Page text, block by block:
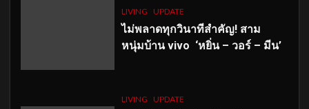
LIVING UPDATE
ไม่พลาดทุกวินาทีสำคัญ! สาม
หนุ่มบ้าน vivo ‘หยิ่น – วอร์ – มีน’
LIVING UPDATE